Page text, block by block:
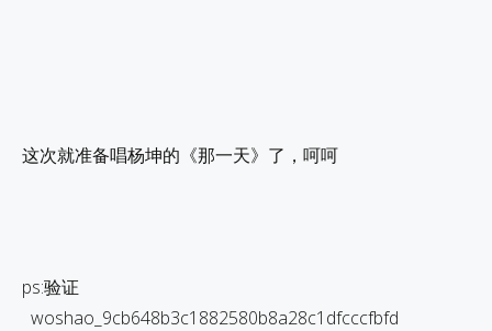
这次就准备唱杨坤的《那一天》了，呵呵
ps:验证
woshao_9cb648b3c1882580b8a28c1dfcccfbfd